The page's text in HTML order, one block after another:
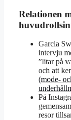
Relationen
Garcia
intervju
”litar på
och att
(mode-
På
resor